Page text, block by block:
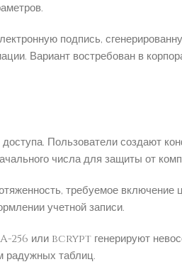
подпись,
Вариант востребован в
Пользователи создают
числа для защиты от
требуемое
учетной записи.
256 или bcrypt генерируют
радужных таблиц.